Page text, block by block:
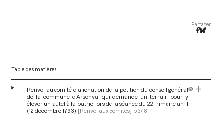
Partager
Table des matières
Renvoi au comité d'aliénation de la pétition du conseil général
de la commune d'Arsonval qui demande un terrain pour y
élever un autel à la patrie, lors de la séance du 22 frimaire an II
(12 décembre 1793) [Renvoi aux comités] p.348